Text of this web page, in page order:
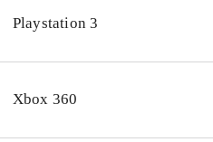
og Lego Pirates of the Caribbean
mange timers god
Playstation 3
Xbox 360